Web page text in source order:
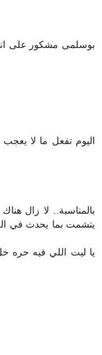
بوسلمى مشكور على
اليوم تفعل ما لا يعجب
بالمناسبة.. لا زال
يتشمت بما يحدث في
يا ليت اللي فيه حره